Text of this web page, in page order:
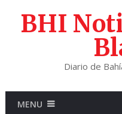
BHI
Diario de
MENU